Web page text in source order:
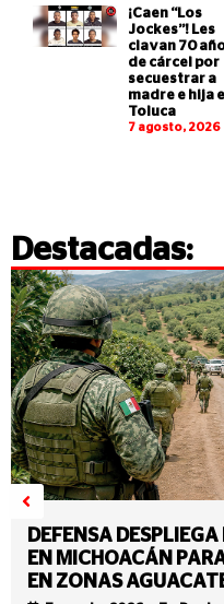
¡Caen “Los
Jockes”! Les
clavan 70
de cárcel por
secuestrar a
madre e hija
Toluca
7 agosto, 2026
Destacadas:
DEFENSA
EN MICHOACÁN
EN ZONAS